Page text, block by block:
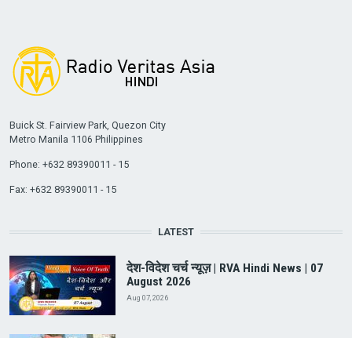
Buick St. Fairview Park, Quezon City
Metro Manila 1106 Philippines
Phone: +632 89390011 - 15
Fax: +632 89390011 - 15
LATEST
देश-विदेश चर्च न्यूज़ | RVA Hindi News | 07
August 2026
Aug 07, 2026